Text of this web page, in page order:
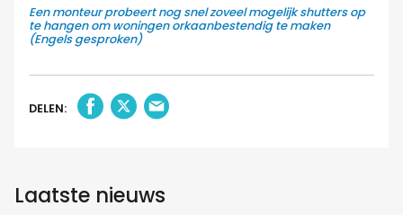
Een monteur probeert nog snel zoveel mogelijk shutters op
te hangen om woningen orkaanbestendig te maken
(Engels gesproken)
DELEN:
Laatste nieuws